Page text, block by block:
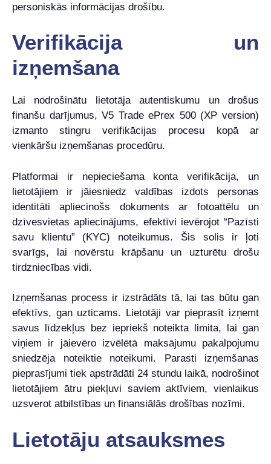
personiskās informācijas drošību.
Verifikācija un
izņemšana
Lai nodrošinātu lietotāja autentiskumu un drošus
finanšu darījumus, V5 Trade ePrex 500 (XP version)
izmanto stingru verifikācijas procesu kopā ar
vienkāršu izņemšanas procedūru.
Platformai ir nepieciešama konta verifikācija, un
lietotājiem ir jāiesniedz valdības izdots personas
identitāti apliecinošs dokuments ar fotoattēlu un
dzīvesvietas apliecinājums, efektīvi ievērojot “Pazīsti
savu klientu” (KYC) noteikumus. Šis solis ir ļoti
svarīgs, lai novērstu krāpšanu un uzturētu drošu
tirdzniecības vidi.
Izņemšanas process ir izstrādāts tā, lai tas būtu gan
efektīvs, gan uzticams. Lietotāji var pieprasīt izņemt
savus līdzekļus bez iepriekš noteikta limita, lai gan
viņiem ir jāievēro izvēlētā maksājumu pakalpojumu
sniedzēja noteiktie noteikumi. Parasti izņemšanas
pieprasījumi tiek apstrādāti 24 stundu laikā, nodrošinot
lietotājiem ātru piekļuvi saviem aktīviem, vienlaikus
uzsverot atbilstības un finansiālās drošības nozīmi.
Lietotāju atsauksmes